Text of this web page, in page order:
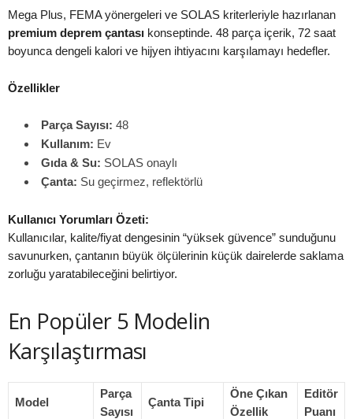
Mega Plus, FEMA yönergeleri ve SOLAS kriterleriyle hazırlanan
premium deprem çantası konseptinde. 48 parça içerik, 72 saat
boyunca dengeli kalori ve hijyen ihtiyacını karşılamayı hedefler.
Özellikler
Parça Sayısı: 48
Kullanım: Ev
Gıda & Su: SOLAS onaylı
Çanta: Su geçirmez, reflektörlü
Kullanıcı Yorumları Özeti:
Kullanıcılar, kalite/fiyat dengesinin “yüksek güvence” sunduğunu
savunurken, çantanın büyük ölçülerinin küçük dairelerde saklama
zorluğu yaratabileceğini belirtiyor.
En Popüler 5 Modelin
Karşılaştırması
Model
Parça
Sayısı
Çanta Tipi
Öne Çıkan
Özellik
Editör
Puanı